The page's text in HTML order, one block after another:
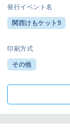
発行イベント名
関西けもケット9
印刷方式
その他